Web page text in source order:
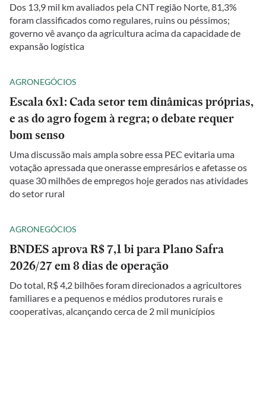
Dos 13,9 mil km avaliados pela CNT região Norte, 81,3%
foram classificados como regulares, ruins ou péssimos;
governo vê avanço da agricultura acima da capacidade de
expansão logística
AGRONEGÓCIOS
Escala 6x1: Cada setor tem dinâmicas próprias,
e as do agro fogem à regra; o debate requer
bom senso
Uma discussão mais ampla sobre essa PEC evitaria uma
votação apressada que onerasse empresários e afetasse os
quase 30 milhões de empregos hoje gerados nas atividades
do setor rural
AGRONEGÓCIOS
BNDES aprova R$ 7,1 bi para Plano Safra
2026/27 em 8 dias de operação
Do total, R$ 4,2 bilhões foram direcionados a agricultores
familiares e a pequenos e médios produtores rurais e
cooperativas, alcançando cerca de 2 mil municípios